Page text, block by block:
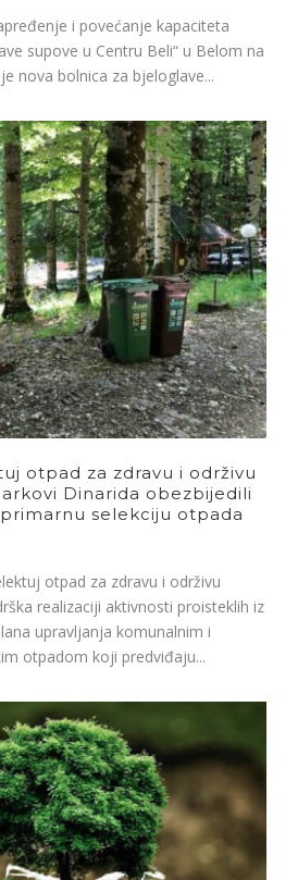
i povećanje kapaciteta
supove u Centru Beli“ u Belom na
nova bolnica za bjeloglave...
otpad za zdravu i održivu
Dinarida obezbijedili
selekciju otpada
otpad za zdravu i održivu
realizaciji aktivnosti proisteklih iz
upravljanja komunalnim i
otpadom koji predviđaju...